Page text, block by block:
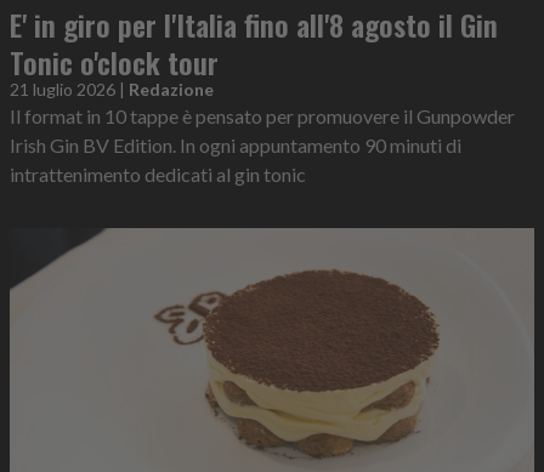
E' in giro per l'Italia fino all'8 agosto il Gin
Tonic o'clock tour
21 luglio 2026 | Redazione
Il format in 10 tappe è pensato per promuovere il Gunpowder
Irish Gin BV Edition. In ogni appuntamento 90 minuti di
intrattenimento dedicati al gin tonic